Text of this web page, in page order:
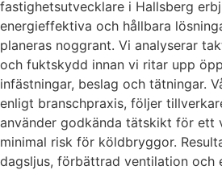
fastighetsutvecklare i Hallsberg
energieffektiva och hållbara
planeras noggrant. Vi analyserar
och fuktskydd innan vi ritar upp
infästningar, beslag och tätningar.
enligt branschpraxis, följer
använder godkända tätskikt för ett
minimal risk för köldbryggor.
dagsljus, förbättrad ventilation och